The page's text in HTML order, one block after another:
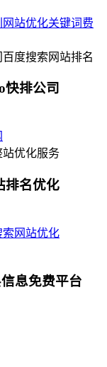
度搜索网站排名
快排公司
站优化服务
排名优化
息免费平台